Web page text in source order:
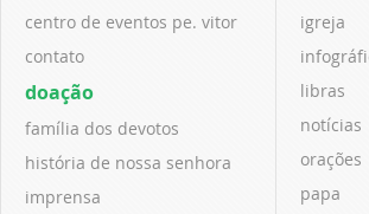
centro de eventos pe. vitor
contato
doação
família dos devotos
história de nossa senhora
imprensa
igreja
libras
notícias
orações
papa